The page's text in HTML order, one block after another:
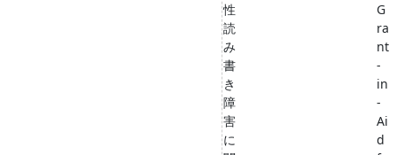
性
読
み
書
き
障
害
に
G
ra
nt
-
in
-
Ai
d